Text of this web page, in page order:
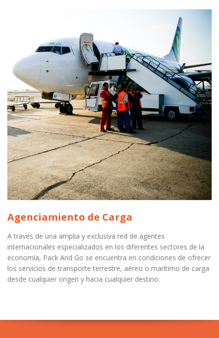
Agenciamiento de Carga
A través de una amplia y exclusiva red de agentes
internacionales especializados en los diferentes sectores de la
economía, Pack And Go se encuentra en condiciones de ofrecer
los servicios de transporte terrestre, aéreo o marítimo de carga
desde cualquier origen y hacia cualquier destino.